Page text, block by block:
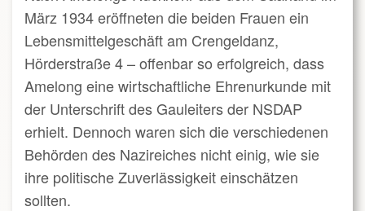
März 1934 eröffneten die beiden Frauen ein
Lebensmittelgeschäft am Crengeldanz,
Hörderstraße 4 – offenbar so erfolgreich, dass
Amelong eine wirtschaftliche Ehrenurkunde mit
der Unterschrift des Gauleiters der NSDAP
erhielt. Dennoch waren sich die verschiedenen
Behörden des Nazireiches nicht einig, wie sie
ihre politische Zuverlässigkeit einschätzen
sollten.